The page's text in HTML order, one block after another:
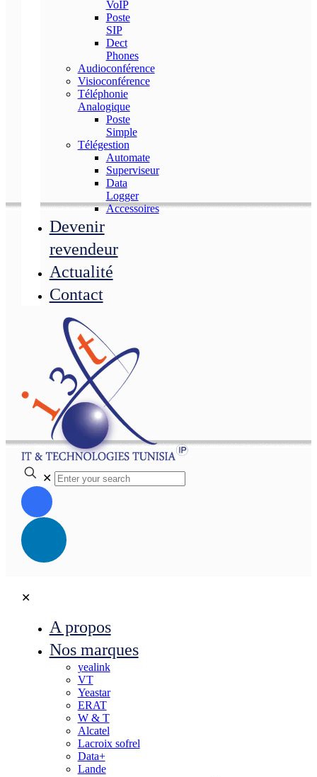
VoIP
Poste
SIP
Dect
Phones
Audioconférence
Visioconférence
Téléphonie
Analogique
Poste
Simple
Télégestion
Automate
Superviseur
Data
Logger
Accessoires
Devenir
revendeur
Actualité
Contact
✕
✕
A propos
Nos marques
yealink
VT
Yeastar
ERAT
W & T
Alcatel
Lacroix sofrel
Data+
Lande